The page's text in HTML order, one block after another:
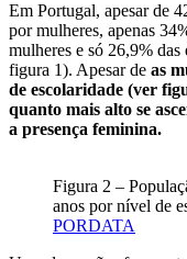
Em Portugal, apesar de
por mulheres, apenas
mulheres e só 26,9%
figura 1). Apesar de as
de escolaridade (ver
quanto mais alto se
a presença feminina.
Figura 2 –
anos por nível de
PORDATA